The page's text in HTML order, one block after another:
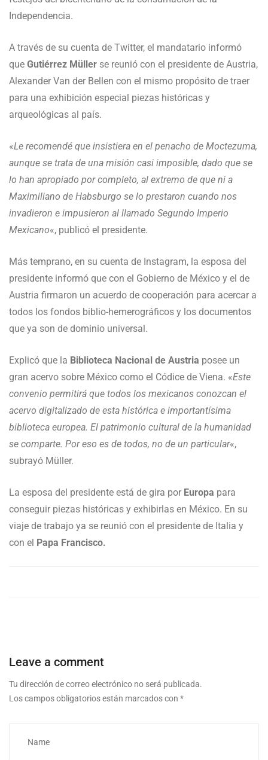
Independencia.
A través de su cuenta de Twitter, el mandatario informó
que Gutiérrez Müller se reunió con el presidente de Austria,
Alexander Van der Bellen con el mismo propósito de traer
para una exhibición especial piezas históricas y
arqueológicas al país.
«Le recomendé que insistiera en el penacho de Moctezuma,
aunque se trata de una misión casi imposible, dado que se
lo han apropiado por completo, al extremo de que ni a
Maximiliano de Habsburgo se lo prestaron cuando nos
invadieron e impusieron al llamado Segundo Imperio
Mexicano«, publicó el presidente.
Más temprano, en su cuenta de Instagram, la esposa del
presidente informó que con el Gobierno de México y el de
Austria firmaron un acuerdo de cooperación para acercar a
todos los fondos biblio-hemerográficos y los documentos
que ya son de dominio universal.
Explicó que la Biblioteca Nacional de Austria posee un
gran acervo sobre México como el Códice de Viena. «Este
convenio permitirá que todos los mexicanos conozcan el
acervo digitalizado de esta histórica e importantísima
biblioteca europea. El patrimonio cultural de la humanidad
se comparte. Por eso es de todos, no de un particular«,
subrayó Müller.
La esposa del presidente está de gira por Europa para
conseguir piezas históricas y exhibirlas en México. En su
viaje de trabajo ya se reunió con el presidente de Italia y
con el Papa Francisco.
Leave a comment
Tu dirección de correo electrónico no será publicada.
Los campos obligatorios están marcados con *